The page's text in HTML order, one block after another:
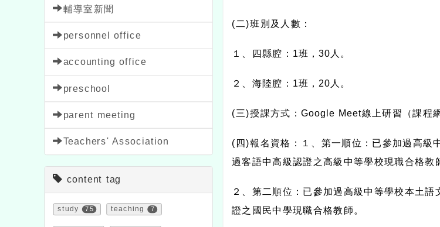
輔導室新聞
personnel office
accounting office
preschool
parent meeting
Teachers' Association
content tag
study 75 teaching 7
(二)班別及人數：
１、四縣腔： 1班，30人。
２、海陸腔： 1班，20人。
(三)授課方式： Google Meet線上研習（課程
( 四)報名資格：１、第一順位：已參加過高級
過客語中高級認證之高級中等學校現職合格教
２、第二順位：已參加過高級中等學校本土
證之國民中學現職合格教師。